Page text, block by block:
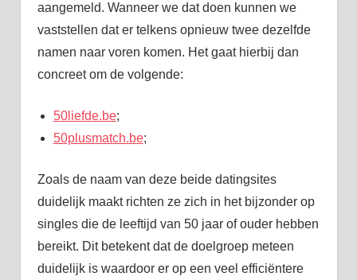
aangemeld. Wanneer we dat doen kunnen we
vaststellen dat er telkens opnieuw twee dezelfde
namen naar voren komen. Het gaat hierbij dan
concreet om de volgende:
50liefde.be;
50plusmatch.be;
Zoals de naam van deze beide datingsites
duidelijk maakt richten ze zich in het bijzonder op
singles die de leeftijd van 50 jaar of ouder hebben
bereikt. Dit betekent dat de doelgroep meteen
duidelijk is waardoor er op een veel efficiëntere